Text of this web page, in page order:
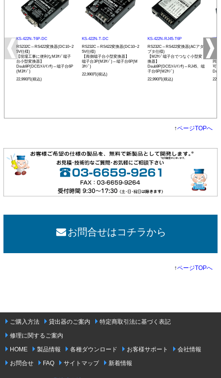
KS-422N-T6P-DC
RS232C⇔RS422変換器(DC10~2
5V仕様)
【現場工事に便利なM3ﾈｼﾞ端子
台小型変換器】
Dsub9P(DCE/ﾒｽ/ｲﾝﾁ)⇔端子台6P
(M3ﾈｼﾞ)
22,990円(税込)
KS-422N-T-DC
RS232C⇔RS422変換器(DC10~2
5V仕様)
【両側端子台小型変換器】
端子台3P(M3ﾈｼﾞ)⇔端子台6P(M
3ﾈｼﾞ)
22,990円(税込)
KS-422N-RJ45-T6P
RS232C⇔RS422変換器(ACアダ
プタ仕様)
【M2ﾈｼﾞ端子台でつなぐ小型変
換器】
Dsub9P(DCE/ﾒｽ/ｲﾝﾁ)⇔RJ45、端
子台6P(M2ﾈｼﾞ)
22,990円(税込)
KS-
プ
同
可
↑ページTOPへ
お問合せはコチラから
↑ページTOPへ
ご購入方法 貸出器のご案内
特定商取引法に基づく表記
修理に関するご案内
HOME
製品情報 各種ダウンロード お客様サポート
会社情報
お問合せ
FAQ サイトマップ 新着情報